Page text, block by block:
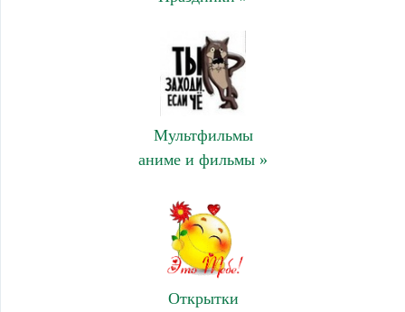
Мультфильмы
аниме и фильмы »
Открытки